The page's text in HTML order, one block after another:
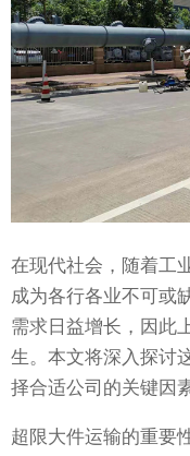
在现代社会，随着工
成为各行各业不可或
需求日益增长，因此
生。本文将深入探讨
择合适公司的关键因素
超限大件运输的重要